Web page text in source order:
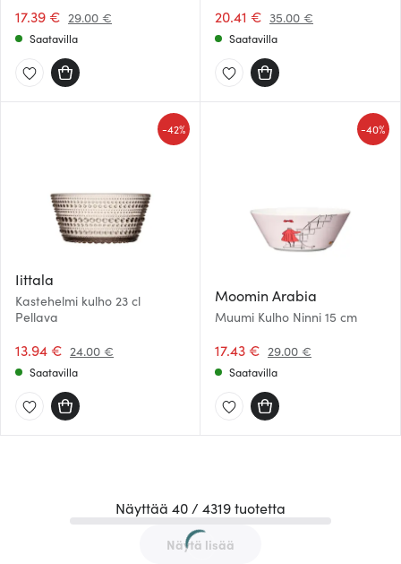
17.39 € 29.00 €
Saatavilla
Musta/Valkoinen
20.41 € 35.00 €
Saatavilla
Iittala
Kastehelmi kulho 23 cl
Pellava
13.94 € 24.00 €
-42%
Saatavilla
Moomin Arabia
Muumi Kulho Ninni 15 cm
17.43 € 29.00 €
-40%
Saatavilla
Näyttää 40 / 4319 tuotetta
Näytä lisää